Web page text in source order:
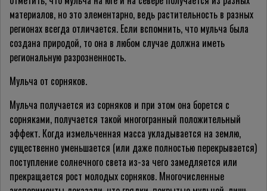
материалов, но это элементарно, ведь растительность в разных
регионах всегда отличается. Если вспомнить, что мульча была
создана природой, то она в любом случае должна иметь
региональную разрозненность.
Мульча от сорняков.
Мульча получается из сорняков и при этом она борется с
сорняками, получается такой многогранный положительный
эффект. Когда измельченная масса укладывается на землю,
существенно уменьшается (или даже полностью перекрывается)
поступление солнечного света из-за чего замедляется или
прекращается рост молодых сорняков. Многочисленные